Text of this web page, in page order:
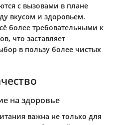
с вызовами в плане
вкусом и здоровьем.
более требовательными к
что заставляет
в пользу более чистых
на здоровье
важна не только для